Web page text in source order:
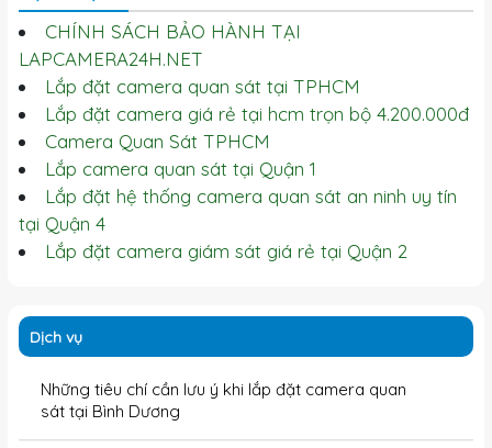
CHÍNH SÁCH BẢO HÀNH TẠI
LAPCAMERA24H.NET
Lắp đặt camera quan sát tại TPHCM
Lắp đặt camera giá rẻ tại hcm trọn bộ 4.200.000đ
Camera Quan Sát TPHCM
Lắp camera quan sát tại Quận 1
Lắp đặt hệ thống camera quan sát an ninh uy tín
tại Quận 4
Lắp đặt camera giám sát giá rẻ tại Quận 2
Dịch vụ
Những tiêu chí cần lưu ý khi lắp đặt camera quan
sát tại Bình Dương